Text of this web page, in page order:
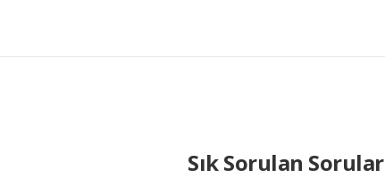
Sık Sorulan Sorular